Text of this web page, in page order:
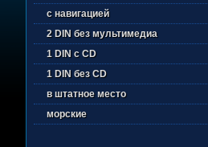
с навигацией
2 DIN без мультимедиа
1 DIN с CD
1 DIN без CD
в штатное место
морские